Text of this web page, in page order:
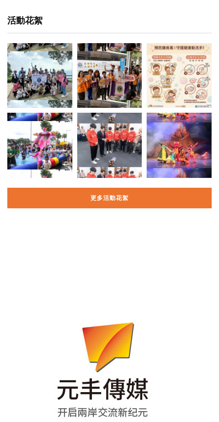
活動花絮
更多活動花絮